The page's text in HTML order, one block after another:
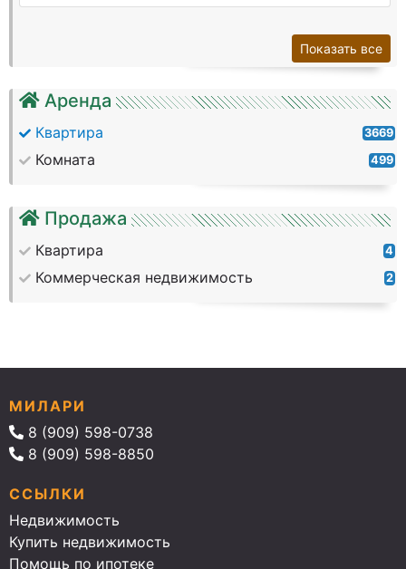
Аренда
Квартира 3669
Комната 499
Продажа
Квартира 4
Коммерческая недвижимость 2
Показать все
МИЛАРИ
8 (909) 598-0738
8 (909) 598-8850
ССЫЛКИ
Недвижимость
Купить недвижимость
Помощь по ипотеке